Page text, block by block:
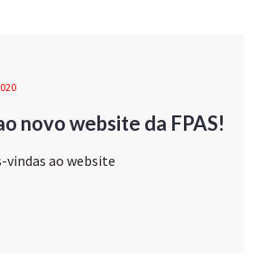
novo website da FPAS!
vindas ao website